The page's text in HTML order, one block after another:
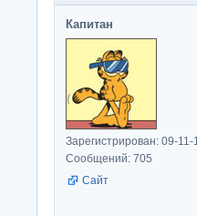
Капитан
Зарегистрирован: 09-11-
Сообщений: 705
Сайт